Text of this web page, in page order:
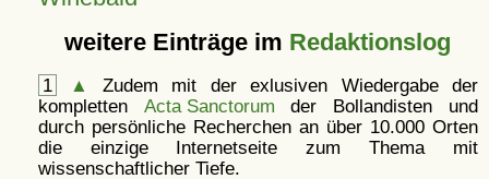
weitere Einträge im Redaktionslog
1 ▲
Zudem mit der exlusiven Wiedergabe der
kompletten Acta Sanctorum der Bollandisten und
durch persönliche Recherchen an über 10.000 Orten
die einzige Internetseite zum Thema mit
wissenschaftlicher Tiefe.